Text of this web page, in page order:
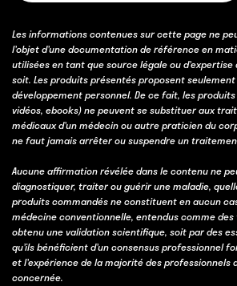
Les informations contenues sur cette page ne
l’objet d’une documentation de référence en
utilisées en tant que source légale ou
soit. Les produits présentés proposent seulement
développement personnel. De ce fait, les
vidéos, ebooks) ne peuvent se substituer aux
médicaux d’un médecin ou autre praticien du
ne faut jamais arrêter ou suspendre un
Aucune affirmation révélée dans le contenu ne
diagnostiquer, traiter ou guérir une maladie,
produits commandés ne constituent en aucun
médecine conventionnelle, entendus comme
obtenu une validation scientifique, soit par des
qu’ils bénéficient d’un consensus professionnel
et l’expérience de la majorité des professionnels
concernée.